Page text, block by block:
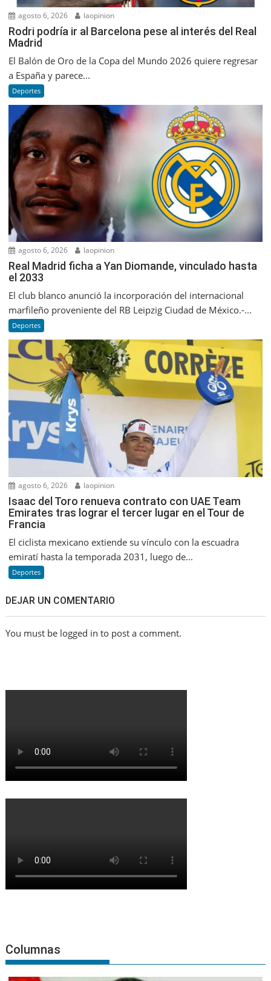
agosto 6, 2026 laopinion
Rodri podría ir al Barcelona pese al interés del Real
Madrid
El Balón de Oro de la Copa del Mundo 2026 quiere regresar
a España y parece...
Deportes
agosto 6, 2026 laopinion
Real Madrid ficha a Yan Diomande, vinculado hasta
el 2033
El club blanco anunció la incorporación del internacional
marfileño proveniente del RB Leipzig Ciudad de México.-...
Deportes
agosto 6, 2026 laopinion
Isaac del Toro renueva contrato con UAE Team
Emirates tras lograr el tercer lugar en el Tour de
Francia
El ciclista mexicano extiende su vínculo con la escuadra
emiratí hasta la temporada 2031, luego de...
Deportes
DEJAR UN COMENTARIO
You must be logged in to post a comment.
Columnas